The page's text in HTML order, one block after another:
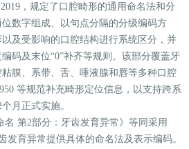
，规定了口腔畸形的通用命名法和分
数字组成、以句点分隔的分级编码方
及受影响的口腔结构进行系统区分，并
码及末位“0”补齐等规则。该部分覆盖牙
膜、系带、舌、唾液腺和唇等多种口腔
等规范补充畸形定位信息，以支持跨系
月正式实施。
第2部分：牙齿发育异常》等同采用
发育异常提供具体的命名法及表示编码。